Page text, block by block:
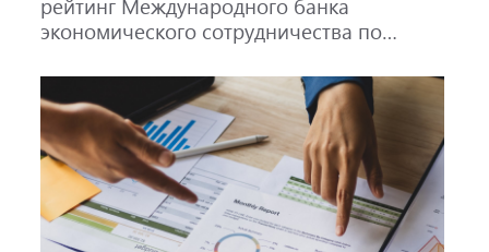
рейтинг Международного банка
экономического сотрудничества по
прогноз «Стабильный», и по
национальной шкале для Российской
Федерации на уровне AAA(RU), прогноз
«Стабильный». Также подтвержден
рейтинг облигаций МБЭС серий 001Р-02
(RU000A101RJ7), 002Р-03 (RU000A108Q03)
и 002Р-04 (RU000A10CC99) на уровне